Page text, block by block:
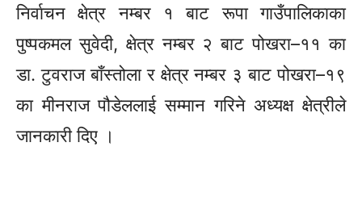
निर्वाचन क्षेत्र नम्बर १ बाट रूपा गाउँपालिकाका
पुष्पकमल सुवेदी, क्षेत्र नम्बर २ बाटपोखरा–११ का
डा.टुवराजबाँस्तोला र क्षेत्र नम्बर ३ बाटपोखरा–१९
का मीनराज पौडेललाई सम्मान गरिने अध्यक्ष क्षेत्रीले
जानकारी दिए ।